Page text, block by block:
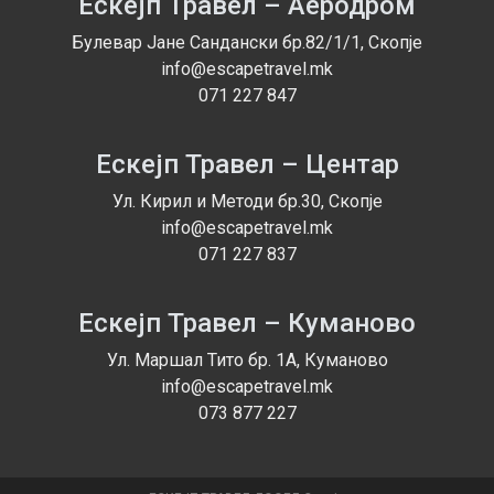
Патникот е должен да, на барање на организаторот,
благовремено ги достави сите потребни податоци за
организирање на патувањето.
Патникот е должен да тој лично, неговите
предвидени со граничните, царинските,
здравствените и другите прописи на својата земја
како и во земјата каде патува. Патникот може да
одреди друго лице да го користи аранжманот во
негово име (под услов тоа лице да ги задоволува
тој случај патникот е должен да изврши надокнада
на реалните трошоци предизвикани со замената, на
организаторот.
4. ЦЕНА, СОДРЖИНА И ТРАЕЊЕ НА АРАНЖМАНОТ
Цените се објавени во програмот на патување и
Булевар Јане Сандански бр.82/1/1, Скопје
info@escapetravel.mk
071 227 847
Ескејп Травел – Центар
Ул. Кирил и Методи бр.30, Скопје
info@escapetravel.mk
071 227 837
Ескејп Травел – Куманово
Ул. Маршал Тито бр. 1А, Куманово
info@escapetravel.mk
073 877 227